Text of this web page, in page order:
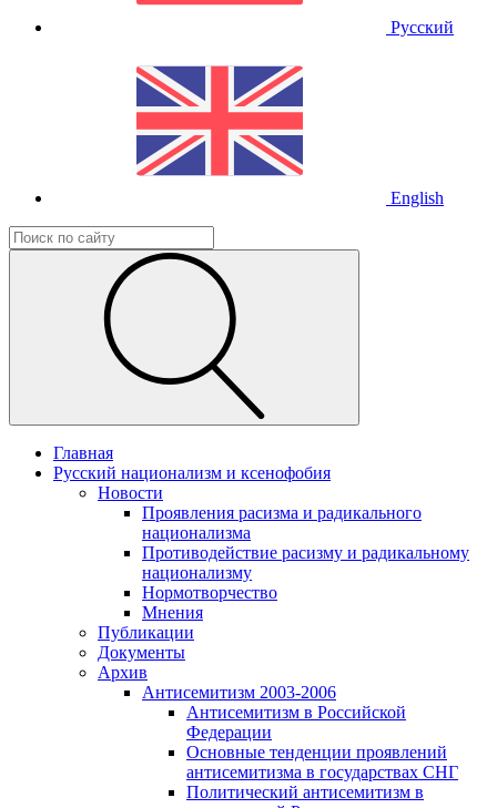
Русский
English
Главная
Русский национализм и ксенофобия
Новости
Проявления расизма и радикального
национализма
Противодействие расизму и радикальному
национализму
Нормотворчество
Мнения
Публикации
Документы
Архив
Антисемитизм 2003-2006
Антисемитизм в Российской
Федерации
Основные тенденции проявлений
антисемитизма в государствах СНГ
Политический антисемитизм в